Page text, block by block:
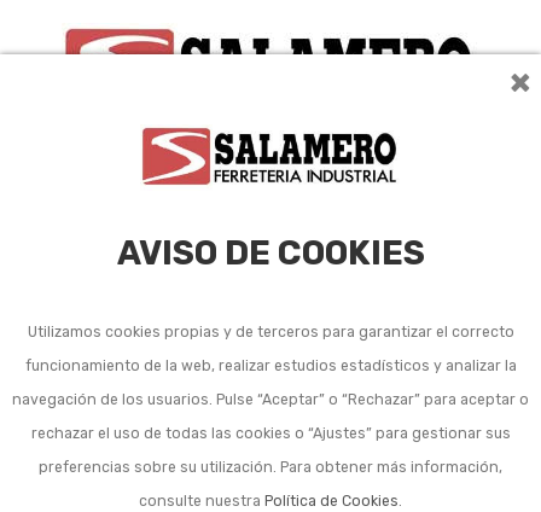
×
AVISO DE COOKIES
Utilizamos cookies propias y de terceros para garantizar el correcto
funcionamiento de la web, realizar estudios estadísticos y analizar la
navegación de los usuarios. Pulse “Aceptar” o “Rechazar” para aceptar o
rechazar el uso de todas las cookies o “Ajustes” para gestionar sus
preferencias sobre su utilización. Para obtener más información,
consulte nuestra Política de Cookies.
Pintura
impermeabilizante
fachadas